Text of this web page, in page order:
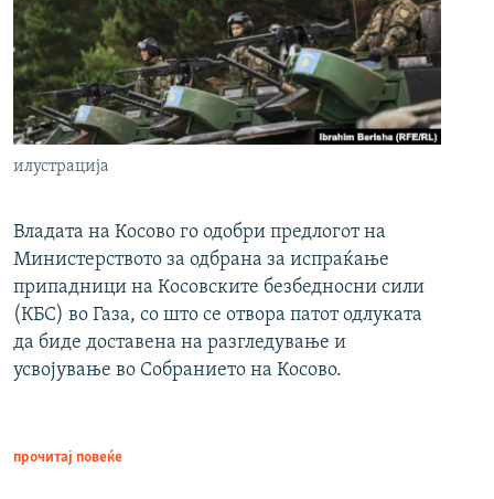
илустрација
Владата на Косово го одобри предлогот на
Министерството за одбрана за испраќање
припадници на Косовските безбедносни сили
(КБС) во Газа, со што се отвора патот одлуката
да биде доставена на разгледување и
усвојување во Собранието на Косово.
прочитај повеќе